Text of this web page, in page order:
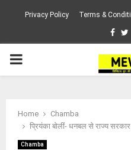
Privacy Policy Terms &
PRIMARY
Home
Chamba
प्रियंका बोलीं- धनबल से राज्य
Chamba